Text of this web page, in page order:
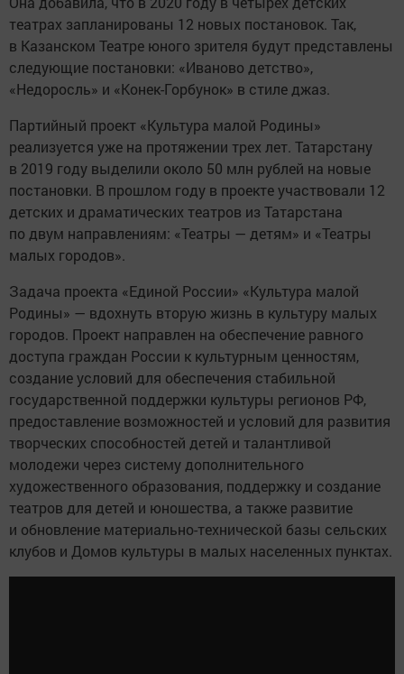
театрах запланированы 12 новых постановок. Так,
в Казанском Театре юного зрителя будут представлены
следующие постановки: «Иваново детство»,
«Недоросль» и «Конек-Горбунок» в стиле джаз.
Партийный проект «Культура малой Родины»
реализуется уже на протяжении трех лет. Татарстану
в 2019 году выделили около 50 млн рублей на новые
постановки. В прошлом году в проекте участвовали 12
детских и драматических театров из Татарстана
по двум направлениям: «Театры — детям» и «Театры
малых городов».
Задача проекта «Единой России» «Культура малой
Родины» — вдохнуть вторую жизнь в культуру малых
городов. Проект направлен на обеспечение равного
доступа граждан России к культурным ценностям,
создание условий для обеспечения стабильной
государственной поддержки культуры регионов РФ,
предоставление возможностей и условий для развития
творческих способностей детей и талантливой
молодежи через систему дополнительного
художественного образования, поддержку и создание
театров для детей и юношества, а также развитие
и обновление материально-технической базы сельских
клубов и Домов культуры в малых населенных пунктах.